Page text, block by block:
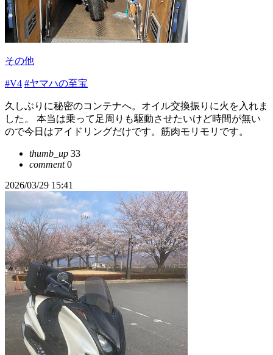
その他
#V4 #ヤマハの至宝
久しぶりに秘密のコンテナへ。オイル交換振りに火を入れま
した。 本当は乗って足周りも駆動させたいけど時間が無い
ので今日はアイドリングだけです。筋肉モリモリです。
thumb_up 33
comment0
2026/03/29 15:41